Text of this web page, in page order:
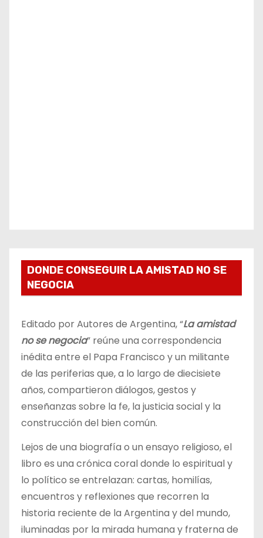
DONDE CONSEGUIR LA AMISTAD NO SE
NEGOCIA
Editado por Autores de Argentina, “La amistad
no se negocia” reúne una correspondencia
inédita entre el Papa Francisco y un militante
de las periferias que, a lo largo de diecisiete
años, compartieron diálogos, gestos y
enseñanzas sobre la fe, la justicia social y la
construcción del bien común.
Lejos de una biografía o un ensayo religioso, el
libro es una crónica coral donde lo espiritual y
lo político se entrelazan: cartas, homilías,
encuentros y reflexiones que recorren la
historia reciente de la Argentina y del mundo,
iluminadas por la mirada humana y fraterna de